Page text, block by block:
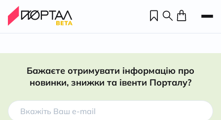
Бажаєте отримувати інформацію про
новинки, знижки та івенти Порталу?